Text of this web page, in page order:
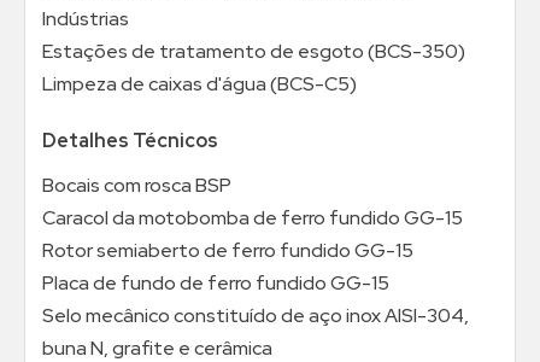
Indústrias
Estações de tratamento de esgoto (BCS-350)
Limpeza de caixas d'água (BCS-C5)
Detalhes Técnicos
Bocais com rosca BSP
Caracol da motobomba de ferro fundido GG-15
Rotor semiaberto de ferro fundido GG-15
Placa de fundo de ferro fundido GG-15
Selo mecânico constituído de aço inox AISI-304,
buna N, grafite e cerâmica